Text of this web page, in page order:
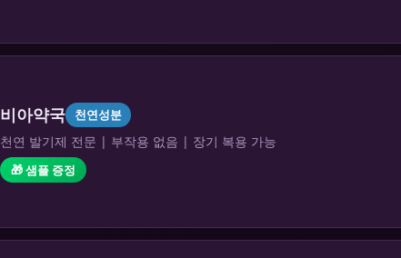
비아약국 천연성분
천연 발기제 전문 | 부작용 없음 | 장기 복용 가능
🎁 샘플 증정